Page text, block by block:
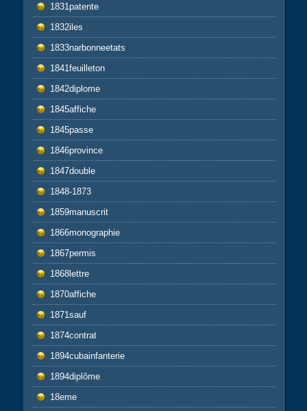
1831patente
1832iles
1833narbonneetats
1841feuilleton
1842diplome
1845affiche
1845passe
1846province
1847double
1848-1873
1859manuscrit
1866monographie
1867permis
1868lettre
1870affiche
1871sauf
1874contrat
1894cubainfanterie
1894diplôme
18eme